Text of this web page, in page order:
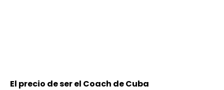
El precio de ser el Coach de Cuba